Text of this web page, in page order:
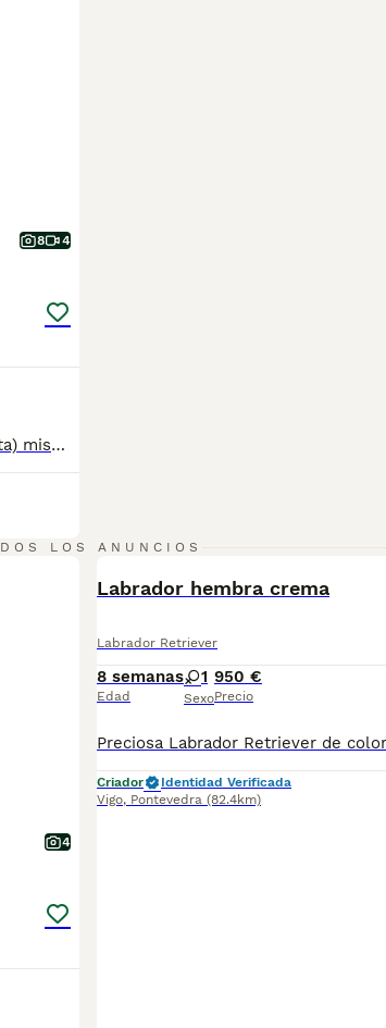
8 4
Dos maravillosas camadas de distinta madre (Cloe y Julieta) mismo padre. Padres libres de enfermedades genéticas. Caderas y codos perfectos. Magnífico pedigree. Se entregan con vacunas, desparasitados y chip. Contrato y garantía de salud.
LOS ANUNCIOS
4
Labrador hembra crema
Labrador Retriever
8 semanas
Edad
1
Sexo
950 €
Precio
Criador
Identidad Verificada
Vigo, Pontevedra (82.4km)